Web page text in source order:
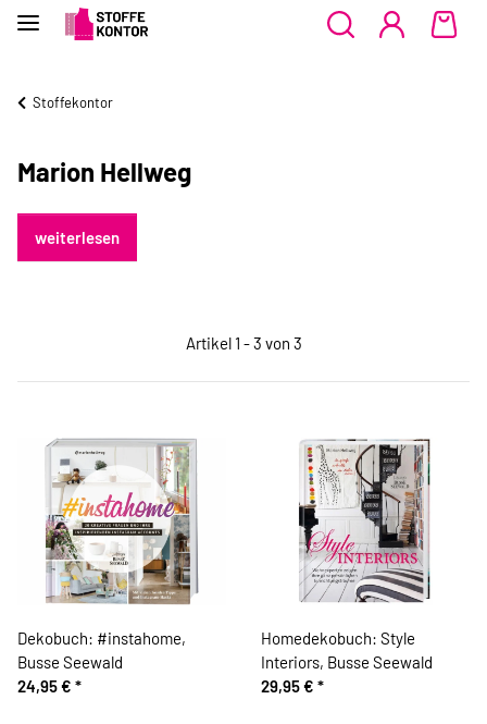
Stoffekontor
Marion Hellweg
weiterlesen
Artikel 1 - 3 von 3
Dekobuch: #instahome,
Busse Seewald
24,95 € *
Homedekobuch: Style
Interiors, Busse Seewald
29,95 € *